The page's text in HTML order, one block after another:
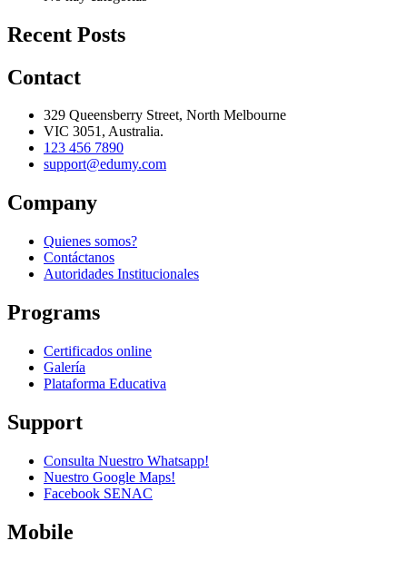
Recent Posts
Contact
329 Queensberry Street, North Melbourne
VIC 3051, Australia.
123 456 7890
support@edumy.com
Company
Quienes somos?
Contáctanos
Autoridades Institucionales
Programs
Certificados online
Galería
Plataforma Educativa
Support
Consulta Nuestro Whatsapp!
Nuestro Google Maps!
Facebook SENAC
Mobile